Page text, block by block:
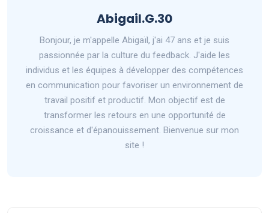
Abigail.G.30
Bonjour, je m'appelle Abigaïl, j'ai 47 ans et je suis
passionnée par la culture du feedback. J'aide les
individus et les équipes à développer des compétences
en communication pour favoriser un environnement de
travail positif et productif. Mon objectif est de
transformer les retours en une opportunité de
croissance et d'épanouissement. Bienvenue sur mon
site !